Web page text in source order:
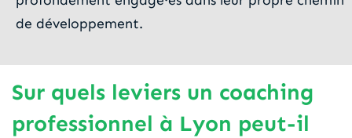
de développement.
Sur quels leviers un coaching
professionnel à Lyon peut-il